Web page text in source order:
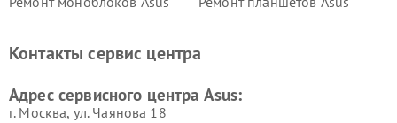
Контакты сервис центра
Адрес сервисного центра Asus:
г. Москва, ул. Чаянова 18